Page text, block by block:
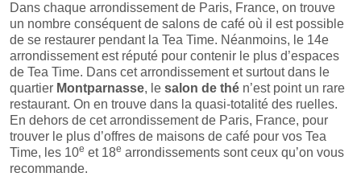
Dans chaque arrondissement de Paris, France, on trouve
un nombre conséquent de salons de café où il est possible
de se restaurer pendant la Tea Time. Néanmoins, le 14e
arrondissement est réputé pour contenir le plus d’espaces
de Tea Time. Dans cet arrondissement et surtout dans le
quartier Montparnasse, le salon de thé n’est point un rare
restaurant. On en trouve dans la quasi-totalité des ruelles.
En dehors de cet arrondissement de Paris, France, pour
trouver le plus d’offres de maisons de café pour vos Tea
Time, les 10e et 18e arrondissements sont ceux qu’on vous
recommande.